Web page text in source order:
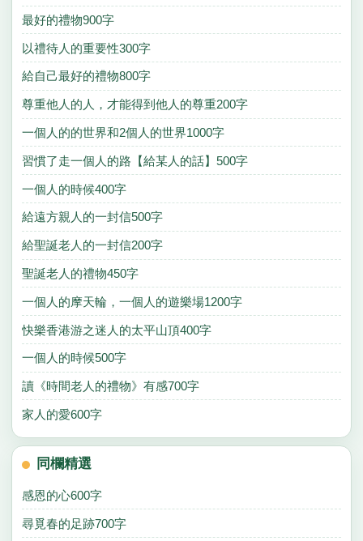
最好的禮物900字
以禮待人的重要性300字
給自己最好的禮物800字
尊重他人的人，才能得到他人的尊重200字
一個人的的世界和2個人的世界1000字
習慣了走一個人的路【給某人的話】500字
一個人的時候400字
給遠方親人的一封信500字
給聖誕老人的一封信200字
聖誕老人的禮物450字
一個人的摩天輪，一個人的遊樂場1200字
快樂香港游之迷人的太平山頂400字
一個人的時候500字
讀《時間老人的禮物》有感700字
家人的愛600字
同欄精選
感恩的心600字
尋覓春的足跡700字